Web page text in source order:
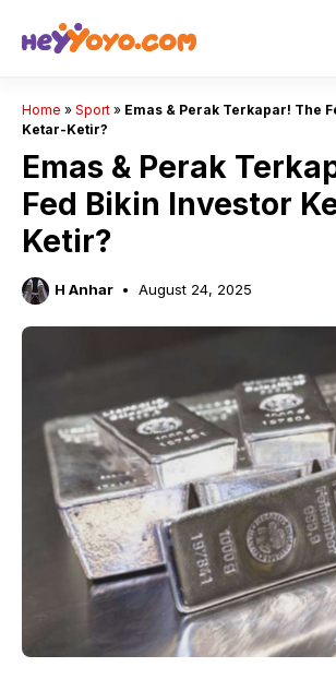
Home » Sport » Emas & Perak Terkapar! The
Ketar-Ketir?
Emas & Perak
Fed Bikin Investor
Ketir?
H Anhar August 24, 2025